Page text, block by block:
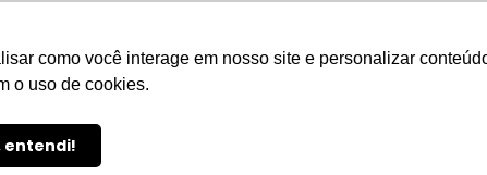
como você interage em nosso site e personalizar
o uso de cookies.
entendi!